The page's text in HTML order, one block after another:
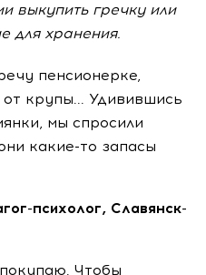
выкупить гречку или
для хранения.
пенсионерке,
крупы... Удивившись
мы спросили
какие-то запасы
психолог, Славянск-
Чтобы